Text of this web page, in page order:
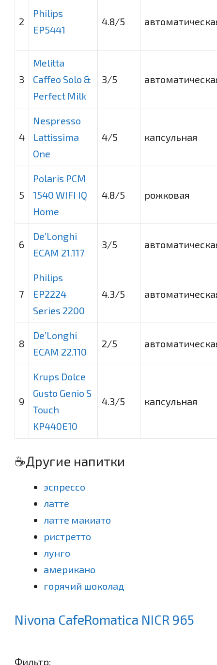
2
Philips
EP5441
4.8/5
3
Melitta
Caffeo Solo &
Perfect Milk
3/5
4
Nespresso
Lattissima
One
4/5 капсульная
5
Polaris PCM
1540 WIFI IQ
Home
4.8/5 рожковая
6
De’Longhi
ECAM 21.117
3/5
7
Philips
EP2224
Series 2200
4.3/5
8
De’Longhi
ECAM 22.110
2/5
9
Krups Dolce
Gusto Genio S
Touch
KP440E10
4.3/5 капсульная
☕Другие напитки
эспрессо
латте
латте макиато
ристретто
лунго
американо
горячий шоколад
Nivona CafeRomatica NICR 965
Фильтр: